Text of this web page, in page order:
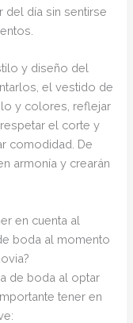
del día sin sentirse
y diseño del
el vestido de
y colores, reflejar
el corte y
comodidad. De
armonía y crearán
en cuenta al
boda al momento
de boda al optar
tener en